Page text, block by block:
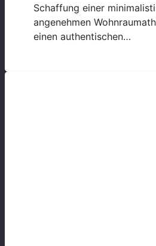
Schaffung einer
angenehmen
einen authentischen…